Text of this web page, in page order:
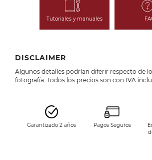
Tutoriales y manuales
DISCLAIMER
Algunos detalles podrían diferir respecto de
fotografía. Todos los precios son con IVA
Garantizado 2 años Pagos Seguros